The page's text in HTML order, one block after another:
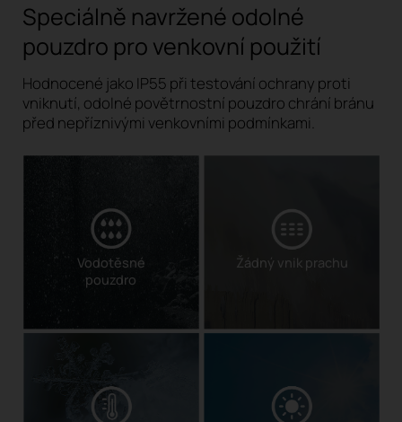
Speciálně navržené odolné
pouzdro pro venkovní použití
Hodnocené jako IP55 při testování ochrany proti
vniknutí, odolné povětrnostní pouzdro chrání bránu
před nepříznivými venkovními podmínkami.
Vodotěsné
pouzdro
Žádný vnik prachu